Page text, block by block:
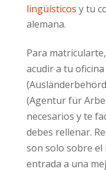
lingüísticos y tu
alemana.
Para
acudir a tu
(Agentur für
necesarios y te
debes rellenar.
son solo sobre el
entrada a una